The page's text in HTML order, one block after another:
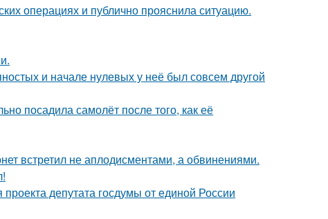
операциях и публично прояснила ситуацию.
и начале нулевых у неё был совсем другой
посадила самолёт после того, как её
встретил не аплодисментами, а обвинениями.
депутата госдумы от единой России